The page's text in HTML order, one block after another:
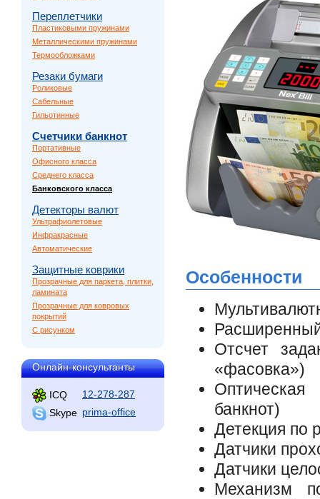
Переплетчики
Пластиковыми пружинами
Металлическими пружинами
Термообложками
Резаки бумаги
Роликовые
Сабельные
Гильотинные
Счетчики банкнот
Портативные
Офисного класса
Среднего класса
Банковского класса
Детекторы валют
Ультрафиолетовые
Инфракрасные
Автоматические
Защитные коврики
Прозрачные для паркета, плитки,
ламината
Прозрачные для ковровых
покрытий
С рисунком
Онлайн-консультанты
ICQ
12-278-287
Skype prima-office
Особенности
Отсчет
«фасовка»)
банкнот)
Детекция по
Датчики
Датчики
Механизм